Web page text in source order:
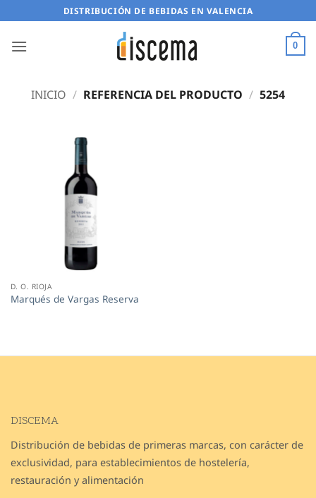
al
contenido
DISTRIBUCIÓN DE BEBIDAS EN VALENCIA
0
INICIO / REFERENCIA DEL PRODUCTO / 5254
D. O. RIOJA
Marqués de Vargas Reserva
DISCEMA
Distribución de bebidas de primeras marcas, con carácter de
exclusividad, para establecimientos de hostelería,
restauración y alimentación